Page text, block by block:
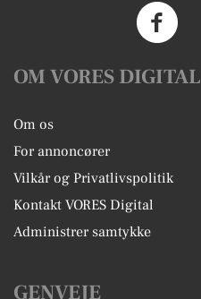
OM VORES DIGITAL
Om os
For annoncører
Vilkår og Privatlivspolitik
Kontakt VORES Digital
Administrer samtykke
GENVEJE